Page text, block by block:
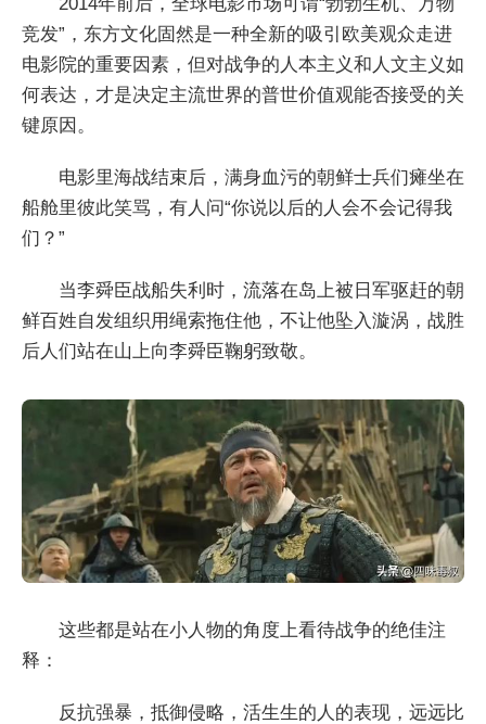
竞发”，东方文化固然是一种全新的吸引欧美观众走进
电影院的重要因素，但对战争的人本主义和人文主义如
何表达，才是决定主流世界的普世价值观能否接受的关
键原因。
电影里海战结束后，满身血污的朝鲜士兵们瘫坐在
船舱里彼此笑骂，有人问“你说以后的人会不会记得我
们？”
当李舜臣战船失利时，流落在岛上被日军驱赶的朝
鲜百姓自发组织用绳索拖住他，不让他坠入漩涡，战胜
后人们站在山上向李舜臣鞠躬致敬。
这些都是站在小人物的角度上看待战争的绝佳注
释：
反抗强暴，抵御侵略，活生生的人的表现，远远比